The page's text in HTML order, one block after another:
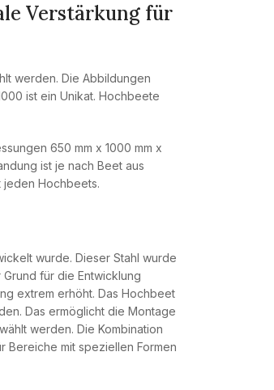
Verstärkung für
werden. Die Abbildungen
ist ein Unikat. Hochbeete
650 mm x 1000 mm x
ist je nach Beet aus
jeden Hochbeets.
wurde. Dieser Stahl wurde
für die Entwicklung
extrem erhöht. Das Hochbeet
Das ermöglicht die Montage
werden. Die Kombination
Bereiche mit speziellen Formen